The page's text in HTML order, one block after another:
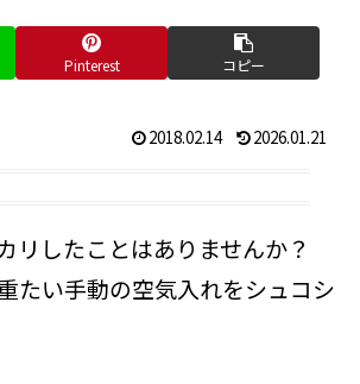
Pinterest コピー
2018.02.14 2026.01.21
リしたことはありませんか？
たい手動の空気入れをシュコシ